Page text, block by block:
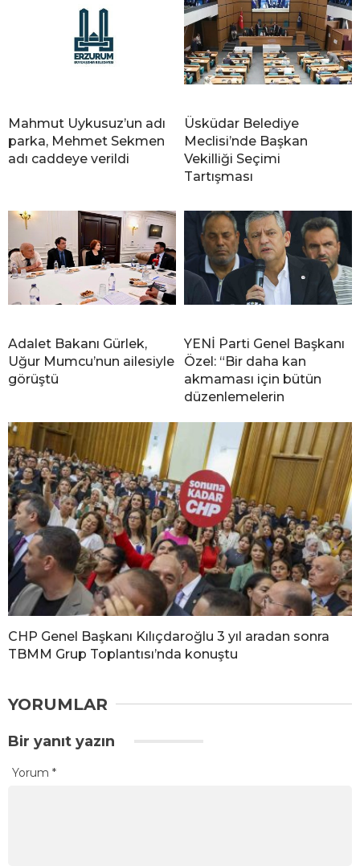
Mahmut Uykusuz’un adı
parka, Mehmet Sekmen
adı caddeye verildi
Üsküdar Belediye
Meclisi’nde Başkan
Vekilliği Seçimi
Tartışması
Adalet Bakanı Gürlek,
Uğur Mumcu’nun ailesiyle
görüştü
YENİ Parti Genel Başkanı
Özel: “Bir daha kan
akmaması için bütün
düzenlemelerin
CHP Genel Başkanı Kılıçdaroğlu 3 yıl aradan sonra
TBMM Grup Toplantısı’nda konuştu
YORUMLAR
Bir yanıt yazın
Yorum *